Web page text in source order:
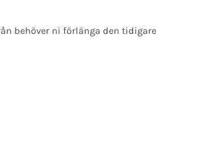
behöver ni förlänga den tidigare